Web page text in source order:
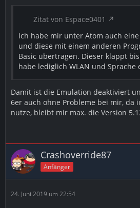
Zitat von Espace0401
Ich habe mir unter Atom auch
und diese mit einem anderen
Basic übertragen. Dieser klappt
habe lediglich WLAN und Sprache
Damit ist die Emulation deaktiviert
6er auch ohne Probleme bei mir, da
nutze, bleibt mir max. die Version
Crashoverride87
Anfänger
24. Juni 2019 um 22:54